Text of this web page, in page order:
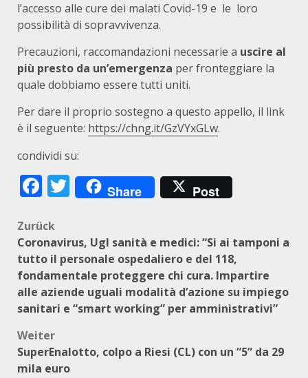
l’accesso alle cure dei malati Covid-19 e le loro
possibilità di sopravvivenza.
Precauzioni, raccomandazioni necessarie a uscire al
più presto da un’emergenza per fronteggiare la
quale dobbiamo essere tutti uniti.
Per dare il proprio sostegno a questo appello, il link
è il seguente: https://chng.it/GzVYxGLw.
condividi su:
Facebook
Twitter
Share Post
Beitragsnavigation
Zurück
Coronavirus, Ugl sanità e medici: “Si ai tamponi a
tutto il personale ospedaliero e del 118,
fondamentale proteggere chi cura. Impartire
alle aziende uguali modalità d’azione su impiego
sanitari e “smart working” per amministrativi”
Weiter
SuperEnalotto, colpo a Riesi (CL) con un “5” da 29
mila euro